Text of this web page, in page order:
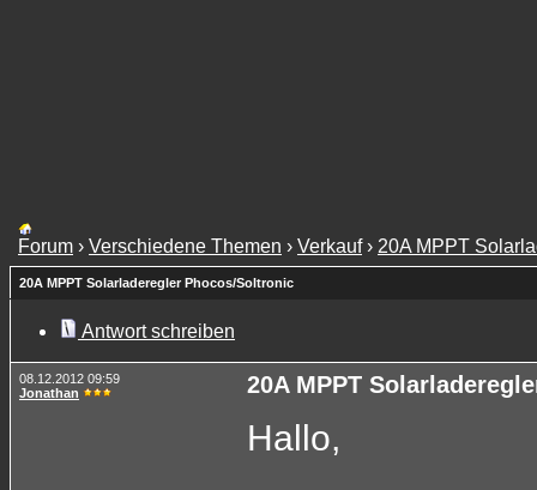
Forum › Verschiedene Themen › Verkauf› 20A MPPT
20A MPPT Solarladeregler Phocos/Soltronic
Antwort schreiben
08.12.2012 09:59
Jonathan
20A MPPT
Hallo,